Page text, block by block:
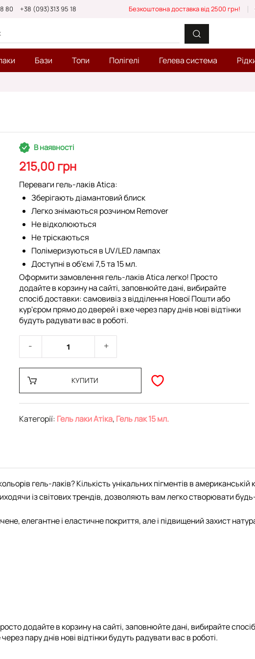
80 +38 (093)313 95 18 Безкоштовна доставка від 2500 грн!
Бази Топи Полігелі Гелева система
В наявності
215,00 грн
Переваги гель-лаків Atica:
Зберігають діамантовий блиск
Легко знімаються розчином Remover
Не відколюються
Не тріскаються
Полімеризуються в UV/LED лампах
Доступні в об’ємі 7,5 та 15 мл.
Оформити замовлення гель-лаків Atica легко! Просто
додайте в корзину на сайті, заповнюйте дані, вибирайте
спосіб доставки: самовивіз з відділення Нової Пошти або
кур'єром прямо до дверей і вже через пару днів нові відтінки
будуть радувати вас в роботі.
КУПИТИ
Категорії: Гель лаки Атіка, Гель лак 15 мл.
гель-лаків? Кількість унікальних пігментів в
із світових трендів, дозволяють вам легко створювати будь-
елегантне і еластичне покриття, але і підвищений захист
додайте в корзину на сайті, заповнюйте дані, вибирайте
пару днів нові відтінки будуть радувати вас в роботі.